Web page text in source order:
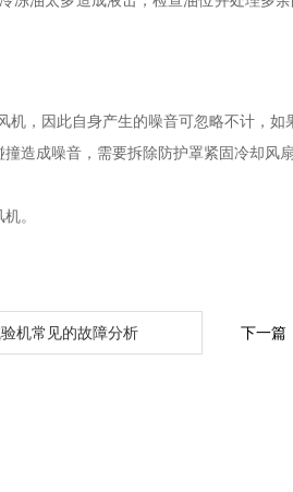
，因此自身产生的噪音可忽略不计，如
造成噪音，需要拆除防护罩紧固冷却风扇
。
机常见的故障分析 下一篇